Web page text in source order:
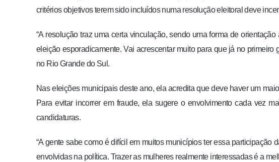
critérios objetivos terem sido incluídos numa resolução eleitoral deve
“A resolução traz uma certa vinculação, sendo uma forma de
eleição esporadicamente. Vai acrescentar muito para que já no
no Rio Grande do Sul.
Nas eleições municipais deste ano, ela acredita que deve haver um
Para evitar incorrer em fraude, ela sugere o envolvimento cada vez
candidaturas.
“A gente sabe como é difícil em muitos municípios ter essa
envolvidas na política. Trazer as mulheres realmente interessadas é a